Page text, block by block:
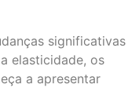
significativas
elasticidade, os
a apresentar